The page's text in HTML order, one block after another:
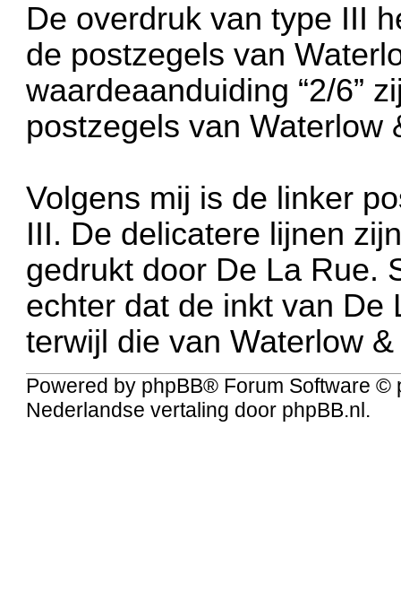
De overdruk van type III
de postzegels van
waardeaanduiding “2/6”
postzegels van Waterlow
Volgens mij is de linker
III. De delicatere lijnen
gedrukt door De La Rue.
echter dat de inkt van De
terwijl die van Waterlow
Powered by phpBB® Forum Software ©
Nederlandse vertaling door phpBB.nl.